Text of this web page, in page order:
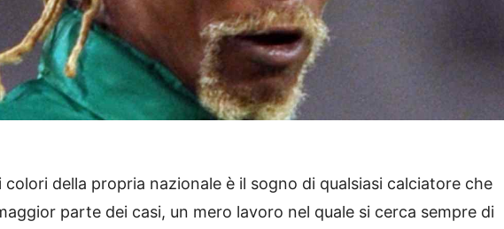
della propria nazionale è il sogno di qualsiasi calciatore che
parte dei casi, un mero lavoro nel quale si cerca sempre di